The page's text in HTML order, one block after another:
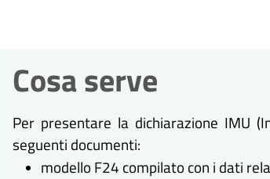
Cosa serve
Per presentare la dichiarazione IMU
seguenti documenti:
modello F24 compilato con i dati